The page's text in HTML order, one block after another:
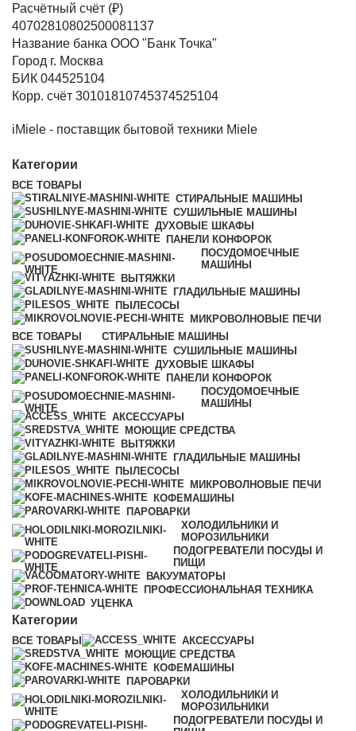
Расчётный счёт (₽)
40702810802500081137
Название банка ООО "Банк Точка"
Город г. Москва
БИК 044525104
Корр. счёт 30101810745374525104
iMiele - поставщик бытовой техники Miele
Категории
ВСЕ ТОВАРЫ
СТИРАЛЬНЫЕ МАШИНЫ
СУШИЛЬНЫЕ МАШИНЫ
ДУХОВЫЕ ШКАФЫ
ПАНЕЛИ КОНФОРОК
ПОСУДОМОЕЧНЫЕ
МАШИНЫ
ВЫТЯЖКИ
ГЛАДИЛЬНЫЕ МАШИНЫ
ПЫЛЕСОСЫ
МИКРОВОЛНОВЫЕ ПЕЧИ
ВСЕ ТОВАРЫ
СТИРАЛЬНЫЕ МАШИНЫ
СУШИЛЬНЫЕ МАШИНЫ
ДУХОВЫЕ ШКАФЫ
ПАНЕЛИ КОНФОРОК
ПОСУДОМОЕЧНЫЕ
МАШИНЫ
АКСЕССУАРЫ
МОЮЩИЕ СРЕДСТВА
ВЫТЯЖКИ
ГЛАДИЛЬНЫЕ МАШИНЫ
ПЫЛЕСОСЫ
МИКРОВОЛНОВЫЕ ПЕЧИ
КОФЕМАШИНЫ
ПАРОВАРКИ
ХОЛОДИЛЬНИКИ И
МОРОЗИЛЬНИКИ
ПОДОГРЕВАТЕЛИ ПОСУДЫ И
ПИЩИ
ВАКУУМАТОРЫ
ПРОФЕССИОНАЛЬНАЯ ТЕХНИКА
УЦЕНКА
Категории
ВСЕ ТОВАРЫ
АКСЕССУАРЫ
МОЮЩИЕ СРЕДСТВА
КОФЕМАШИНЫ
ПАРОВАРКИ
ХОЛОДИЛЬНИКИ И
МОРОЗИЛЬНИКИ
ПОДОГРЕВАТЕЛИ ПОСУДЫ И